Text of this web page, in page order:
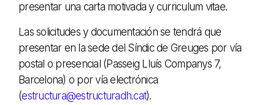
presentar una carta motivada y curriculum vitae.
Las solicitudes y documentación se tendrá que
presentar en la sede del Síndic de Greuges por vía
postal o presencial (Passeig Lluís Companys 7,
Barcelona) o por vía electrónica
(estructura@estructuradh.cat).